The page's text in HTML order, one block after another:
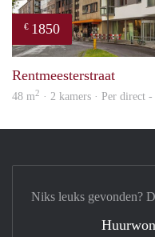
€ 1850
Rentmeesterstraat
48 m2 · 2 kamers · Per direct
Niks leuks gevonden?